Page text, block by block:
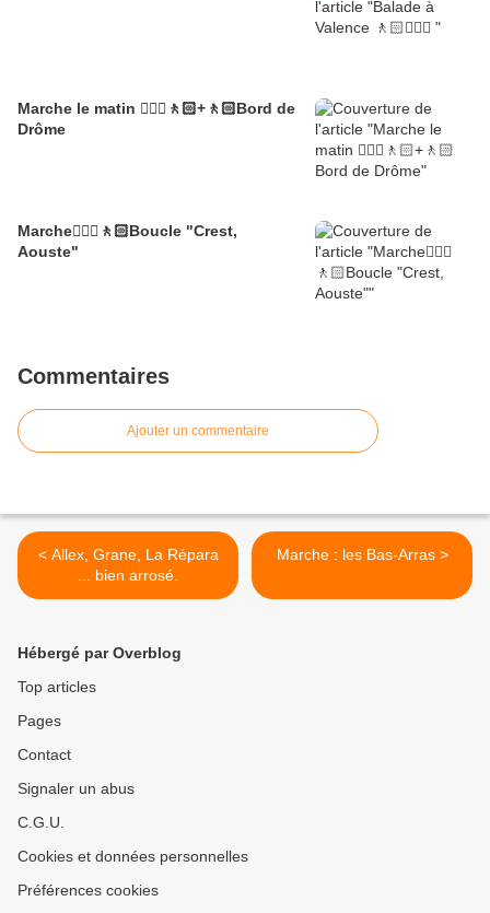
Marche le matin 🚶🏼‍♂️🚶🏻+🚶🏻Bord de
Drôme
Marche🚶🏼‍♂️🚶🏻Boucle "Crest,
Aouste"
Commentaires
Ajouter un commentaire
< Allex, Grane, La Répara
... bien arrosé.
Marche : les Bas-Arras >
Hébergé par Overblog
Top articles
Pages
Contact
Signaler un abus
C.G.U.
Cookies et données personnelles
Préférences cookies